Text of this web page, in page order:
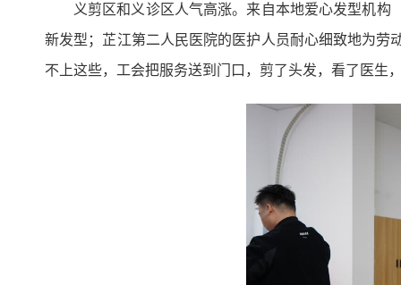
义剪区和义诊区人气高涨。来自本地爱心发型机
新发型；芷江第二人民医院的医护人员耐心细致地为劳
不上这些，工会把服务送到门口，剪了头发，看了医生